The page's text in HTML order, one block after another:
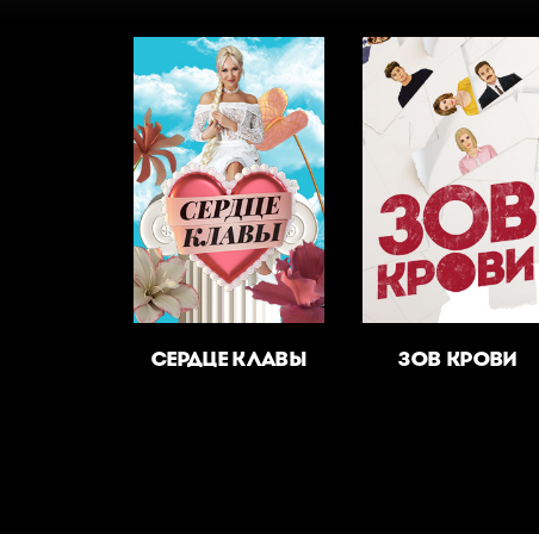
СЕРДЦЕ КЛАВЫ ЗОВ КРОВИ